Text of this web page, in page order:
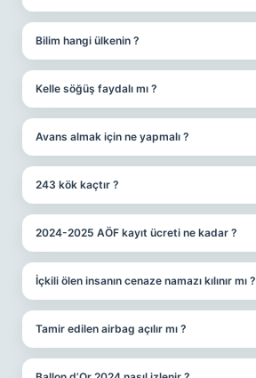
Bilim hangi ülkenin ?
Kelle söğüş faydalı mı ?
Avans almak için ne yapmalı ?
243 kök kaçtır ?
2024-2025 AÖF kayıt ücreti ne kadar ?
İçkili ölen insanın cenaze namazı kılınır mı ?
Tamir edilen airbag açılır mı ?